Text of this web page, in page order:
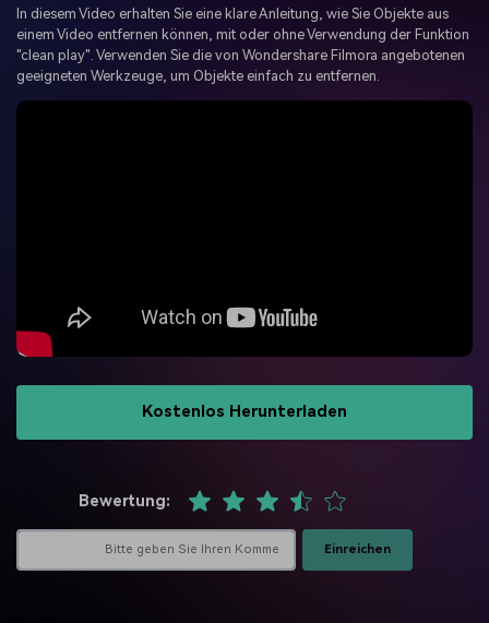
Prompts – schnell ähnliche
Videos erstellen
fortgeschrittene
Videobearbeitungsfähigkeiten
Monetarisierungs-
Programm
Monetarisieren Sie
Programm
Belohnungen erhalten
Kunden-Support
Über Uns
Unsere Mission, Geschichte
Bewertungen
Finden Sie mehr über Filmora
KAUFEN Anmelden
In diesem Video erhalten Sie eine klare Anleitung, wie Sie Objekte aus
einem Video entfernen können, mit oder ohne Verwendung der Funktion
"clean play". Verwenden Sie die von Wondershare Filmora angebotenen
geeigneten Werkzeuge, um Objekte einfach zu entfernen.
Kostenlos Herunterladen
Bewertung:
Einreichen